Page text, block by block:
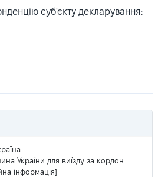
суб'єкту декларування:
України для виїзду за кордон
інформація]